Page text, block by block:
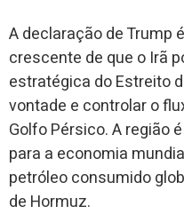
A declaração de Trump
crescente de que o Irã
estratégica do Estreito
vontade e controlar o
Golfo Pérsico. A região
para a economia
petróleo consumido
de Hormuz.